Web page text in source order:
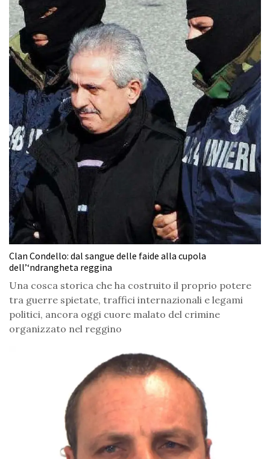
Clan Condello: dal sangue delle faide alla cupola
dell’‘ndrangheta reggina
Una cosca storica che ha costruito il proprio potere
tra guerre spietate, traffici internazionali e legami
politici, ancora oggi cuore malato del crimine
organizzato nel reggino